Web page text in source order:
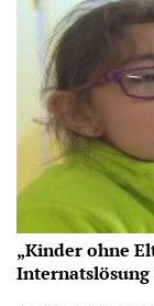
„Kinder ohne